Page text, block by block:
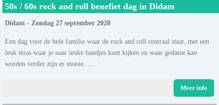
50s / 60s rock and roll benefiet dag in Didam
Didam - Zondag 27 september 2020
Een dag voor de hele familie waar de rock and roll centraal staat, met een
leuk teras waar je naar leuke bandjes kunt kijken en waar gedanst kan
worden verder zijn er mooie......
Meer info